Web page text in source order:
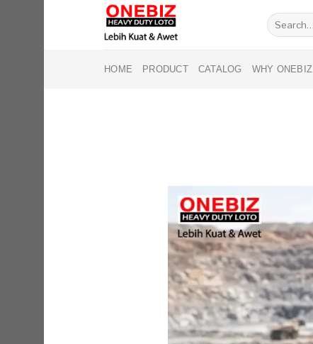
Search
for:
HOME PRODUCT CATALOG WHY ONEBIZ